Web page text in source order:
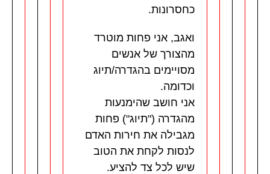
כחסרונות.
ואגב, אני פחות מוטרד
מהצורך של אנשים
מסויימים בהגדרה/תיוג
וכדומה.
אני חושב שהימנעות
מהגדרה ("תיוג") פחות
מגבילה את חירות האדם
לנסות לקחת את הטוב
שיש לכל צד להציע.